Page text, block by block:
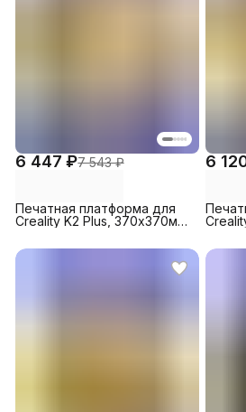
6 447 ₽7 543 ₽
Печатная платформа для
Creality K2 Plus, 370х370мм,
6